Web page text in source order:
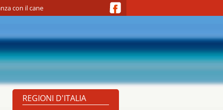
con il cane
REGIONI D'ITALIA